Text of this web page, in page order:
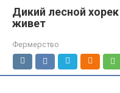
Дикий лесной
живет
Фермерство